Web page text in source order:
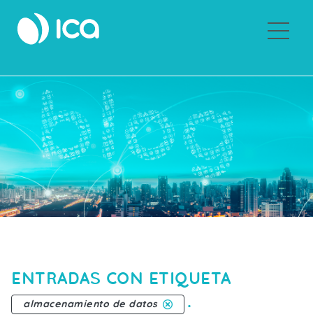
ENTRADAS CON ETIQUETA
almacenamiento de datos .